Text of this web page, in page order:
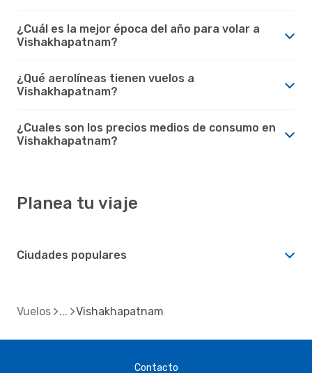
¿Cuál es la mejor época del año para volar a
Vishakhapatnam?
¿Qué aerolíneas tienen vuelos a
Vishakhapatnam?
¿Cuales son los precios medios de consumo en
Vishakhapatnam?
Planea tu viaje
Ciudades populares
Vuelos Vishakhapatnam
Contacto